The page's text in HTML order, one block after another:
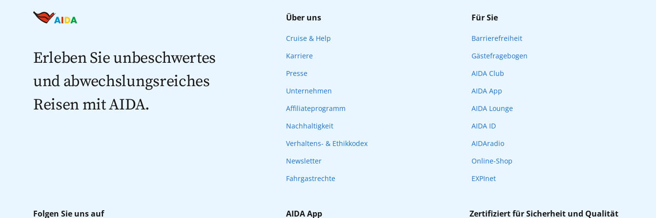
Erleben Sie unbeschwertes
und abwechslungsreiches
Reisen mit AIDA.
Folgen Sie uns auf
Über uns
Cruise & Help
Karriere
Presse
Unternehmen
Affiliateprogramm
Nachhaltigkeit
Verhaltens- & Ethikkodex
Newsletter
Fahrgastrechte
Für Sie
Barrierefreiheit
Gästefragebogen
AIDA Club
AIDA App
AIDA Lounge
AIDA ID
AIDAradio
Online-Shop
EXPInet
AIDA App Zertifiziert für Sicherheit und Qualität